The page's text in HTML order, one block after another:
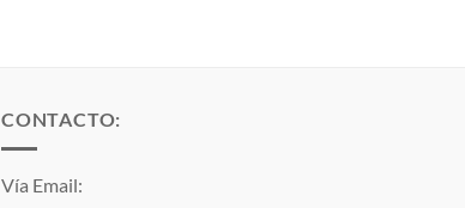
CONTACTO:
Vía Email: